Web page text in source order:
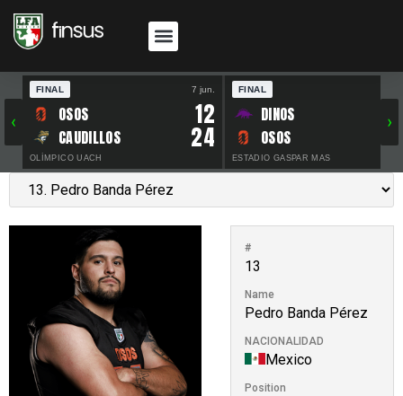
‹
FINAL 7 jun.
OSOS 12
CAUDILLOS 24
OLÍMPICO UACH
FINAL
DINOS
OSOS
ESTADIO GASPAR MAS
›
#
13
Name
Pedro Banda Pérez
NACIONALIDAD
Mexico
Position